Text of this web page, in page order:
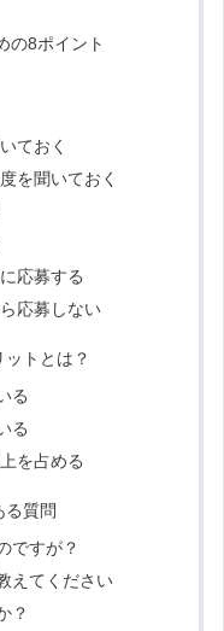
の8ポイント
ておく
を聞いておく
応募する
応募しない
トとは？
る
る
を占める
る質問
ですが？
えてください
？